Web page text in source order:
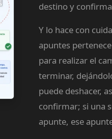
destino y
Y lo hace con
apuntes
para realizar el
terminar,
puede deshacer,
confirmar; si una
apunte, ese